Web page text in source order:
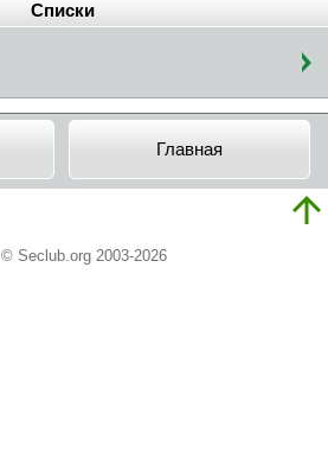
Списки
Главная
© Seclub.org 2003-2026